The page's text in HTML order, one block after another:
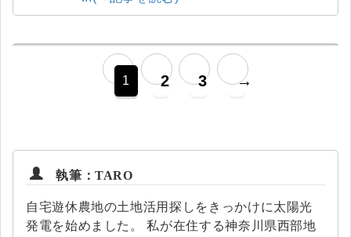
1 2 3 →
執筆：TARO
自宅遊休農地の土地活用探しをきっかけに太陽光
発電を始めました。 私が在住する神奈川県西部地